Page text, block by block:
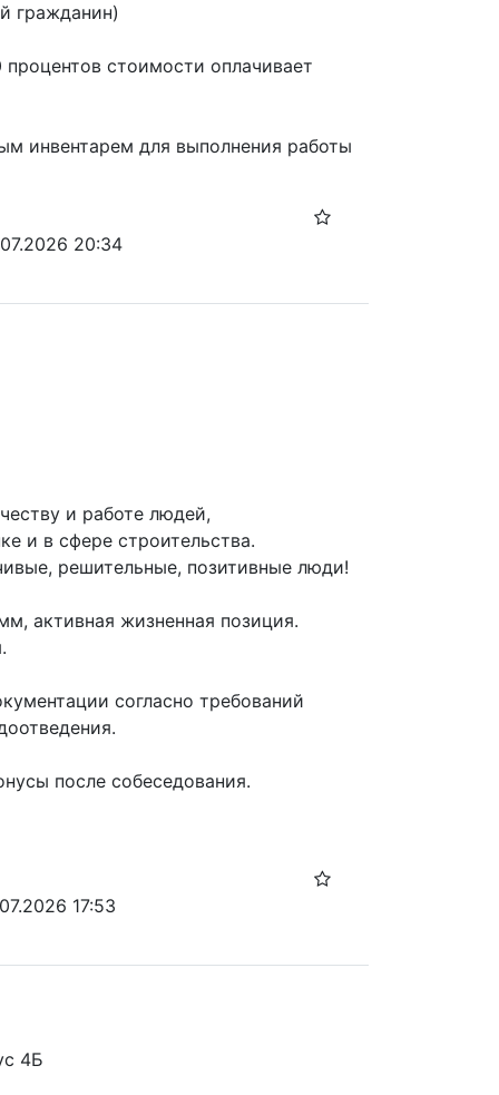
гражданин)
стоимости оплачивает
инвентарем для выполнения работы
20:34
и работе людей,
и в сфере строительства.
решительные, позитивные люди!
активная жизненная позиция.
согласно требований
после собеседования.
17:53
4Б